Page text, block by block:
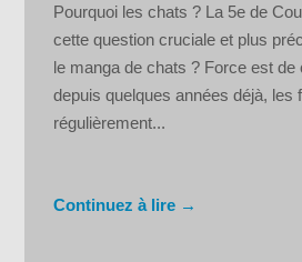
Pourquoi les chats ? La 5e de
cette question cruciale et plus
le manga de chats ? Force est de
depuis quelques années déjà, les
régulièrement...
Continuez à lire →